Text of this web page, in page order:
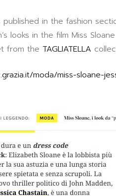
published in the fashion
looks in the film Miss
from the TAGLIATELLA
moda/miss-sloane-